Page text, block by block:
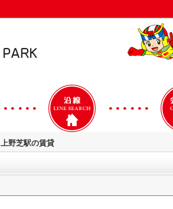
上野芝駅の賃貸